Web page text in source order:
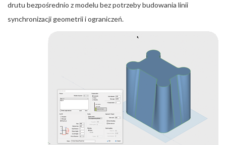
drutu bezpośrednio z modelu bez potrzeby budowania linii
synchronizacji geometrii i ograniczeń.